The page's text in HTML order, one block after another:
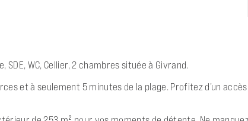
WC, Cellier, 2 chambres située à Givrand.
et à seulement 5 minutes de la plage. Profitez d’un